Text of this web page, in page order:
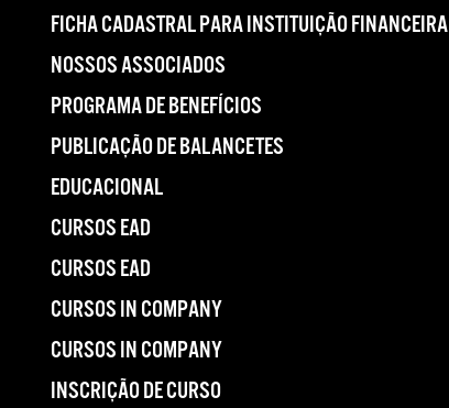
FICHA CADASTRAL PARA INSTITUIÇÃO FINANCEIRA
NOSSOS ASSOCIADOS
PROGRAMA DE BENEFÍCIOS
PUBLICAÇÃO DE BALANCETES
EDUCACIONAL
CURSOS EAD
CURSOS EAD
CURSOS IN COMPANY
CURSOS IN COMPANY
INSCRIÇÃO DE CURSO